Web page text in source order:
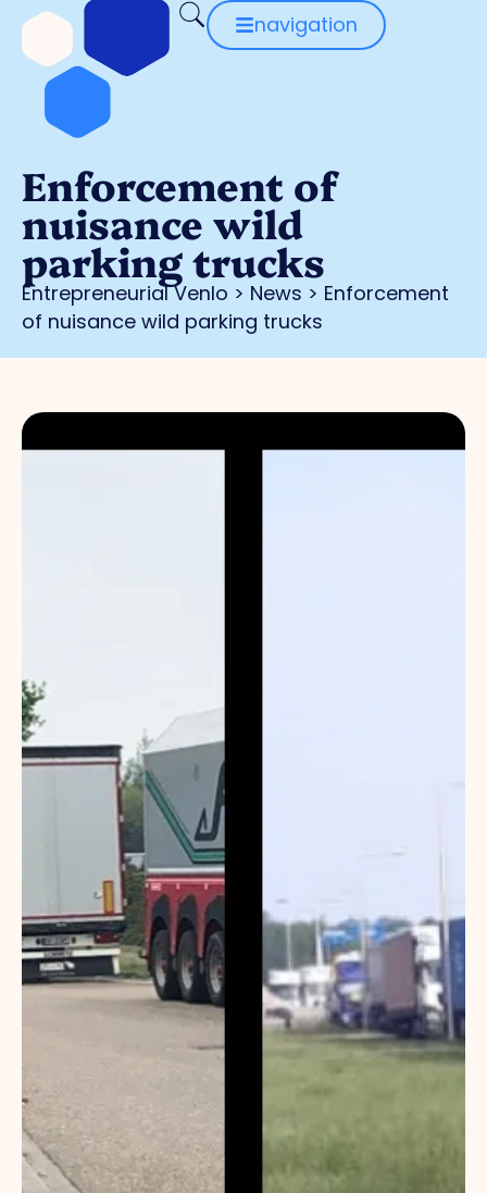
navigation
Enforcement of
nuisance wild
parking trucks
Entrepreneurial Venlo > News > Enforcement
of nuisance wild parking trucks